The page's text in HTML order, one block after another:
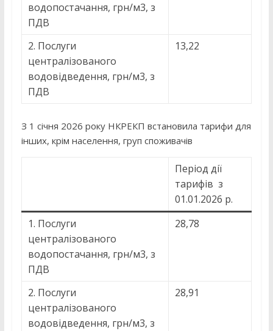
водопостачання, грн/м3, з
ПДВ
2. Послуги
централізованого
водовідведення, грн/м3, з
ПДВ
13,22
З 1 січня 2026 року НКРЕКП встановила тарифи для
інших, крім населення, груп споживачів
Період дії
тарифів з
01.01.2026 р.
1. Послуги
централізованого
водопостачання, грн/м3, з
ПДВ
28,78
2. Послуги
централізованого
водовідведення, грн/м3, з
28,91